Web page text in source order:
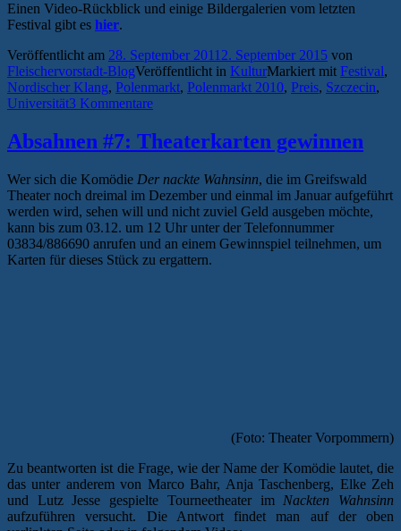
Einen Video-Rückblick und einige Bildergalerien vom letzten
Festival gibt es hier.
Veröffentlicht am 28. September 2011 2. September 2015 von
Fleischervorstadt-BlogVeröffentlicht in KulturMarkiert mit Festival,
Nordischer Klang, Polenmarkt, Polenmarkt 2010, Preis, Szczecin,
Universität3 Kommentare
Absahnen #7: Theaterkarten gewinnen
Wer sich die Komödie Der nackte Wahnsinn, die im Greifswald
Theater noch dreimal im Dezember und einmal im Januar aufgeführt
werden wird, sehen will und nicht zuviel Geld ausgeben möchte,
kann bis zum 03.12. um 12 Uhr unter der Telefonnummer
03834/886690 anrufen und an einem Gewinnspiel teilnehmen, um
Karten für dieses Stück zu ergattern.
(Foto: Theater Vorpommern)
Zu beantworten ist die Frage, wie der Name der Komödie lautet, die
das unter anderem von Marco Bahr, Anja Taschenberg, Elke Zeh
und Lutz Jesse gespielte Tourneetheater im Nackten Wahnsinn
aufzuführen versucht. Die Antwort findet man auf der oben